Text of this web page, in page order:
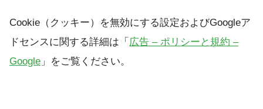
Cookie（クッキー）を無効にする設定およびGoogleア
ドセンスに関する詳細は「 広告 – ポリシーと規約 –
Google 」をご覧ください。